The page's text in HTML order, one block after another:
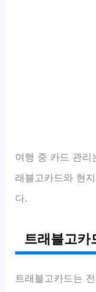
여행 중 카드 관리
래블고카드와 현
다.
트래블고카
트래블고카드는